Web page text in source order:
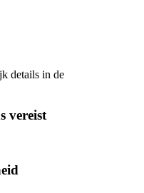
details in de
vereist